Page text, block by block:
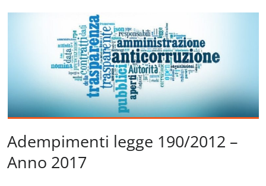
Adempimenti legge 190/2012 –
Anno 2017